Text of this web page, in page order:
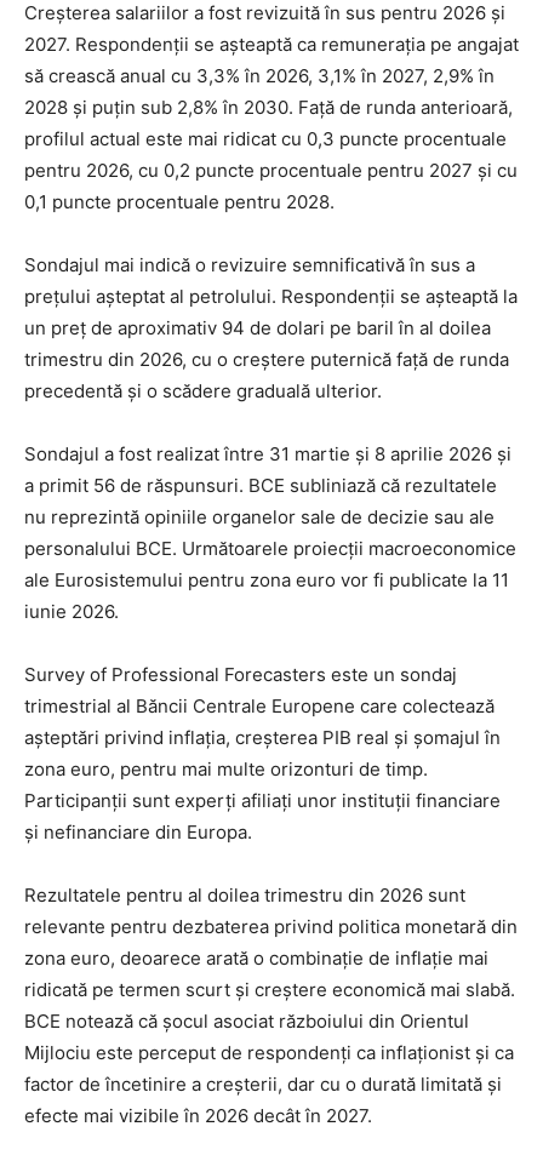
Creșterea salariilor a fost revizuită în sus pentru 2026 și
2027. Respondenții se așteaptă ca remunerația pe angajat
să crească anual cu 3,3% în 2026, 3,1% în 2027, 2,9% în
2028 și puțin sub 2,8% în 2030. Față de runda anterioară,
profilul actual este mai ridicat cu 0,3 puncte procentuale
pentru 2026, cu 0,2 puncte procentuale pentru 2027 și cu
0,1 puncte procentuale pentru 2028.
Sondajul mai indică o revizuire semnificativă în sus a
prețului așteptat al petrolului. Respondenții se așteaptă la
un preț de aproximativ 94 de dolari pe baril în al doilea
trimestru din 2026, cu o creștere puternică față de runda
precedentă și o scădere graduală ulterior.
Sondajul a fost realizat între 31 martie și 8 aprilie 2026 și
a primit 56 de răspunsuri. BCE subliniază că rezultatele
nu reprezintă opiniile organelor sale de decizie sau ale
personalului BCE. Următoarele proiecții macroeconomice
ale Eurosistemului pentru zona euro vor fi publicate la 11
iunie 2026.
Survey of Professional Forecasters este un sondaj
trimestrial al Băncii Centrale Europene care colectează
așteptări privind inflația, creșterea PIB real și șomajul în
zona euro, pentru mai multe orizonturi de timp.
Participanții sunt experți afiliați unor instituții financiare
și nefinanciare din Europa.
Rezultatele pentru al doilea trimestru din 2026 sunt
relevante pentru dezbaterea privind politica monetară din
zona euro, deoarece arată o combinație de inflație mai
ridicată pe termen scurt și creștere economică mai slabă.
BCE notează că șocul asociat războiului din Orientul
Mijlociu este perceput de respondenți ca inflaționist și ca
factor de încetinire a creșterii, dar cu o durată limitată și
efecte mai vizibile în 2026 decât în 2027.